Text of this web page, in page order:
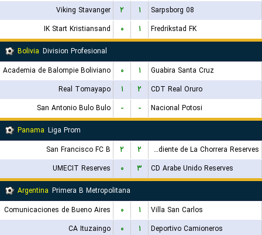
Viking Stavanger ۲ ۱
Sarpsborg 08
IK Start Kristiansand
۰ ۱
Fredrikstad FK
Bolivia Division Profesional
Academia de Balompie Boliviano
۰ ۱
Guabira Santa Cruz
Real Tomayapo
۱ ۲
CDT Real Oruro
San Antonio Bulo Bulo
- -
Nacional Potosi
Panama Liga Prom
San Francisco FC B
۲ ۲
CA Independiente de La Chorrera Reserves
UMECIT Reserves
۰ ۳
CD Arabe Unido Reserves
Argentina Primera B Metropolitana
Comunicaciones de Bueno Aires
۰ ۱
Villa San Carlos
CA Ituzaingo
۰ ۱
Deportivo Camioneros